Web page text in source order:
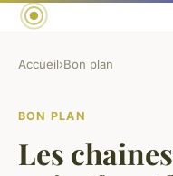
Accueil›Bon plan
BON PLAN
Les